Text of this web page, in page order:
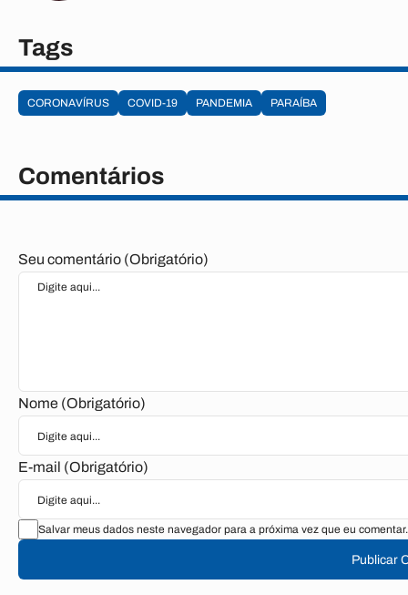
Tags
CORONAVÍRUS COVID-19 PANDEMIA PARAÍBA
Comentários
Seu comentário (Obrigatório)
Nome (Obrigatório)
E-mail (Obrigatório)
Salvar meus dados neste navegador para a próxima vez que eu comentar.
Publicar